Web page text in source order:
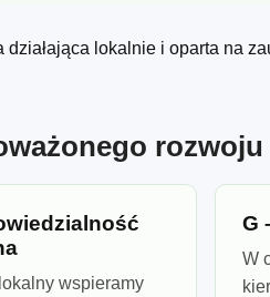
lokalnie i oparta na
rozwoju
wspieramy
G
W